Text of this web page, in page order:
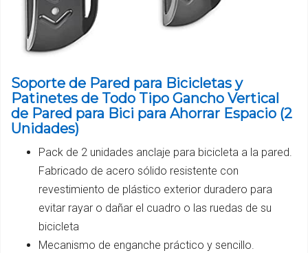
Soporte de Pared para Bicicletas y
Patinetes de Todo Tipo Gancho Vertical
de Pared para Bici para Ahorrar Espacio (2
Unidades)
Pack de 2 unidades anclaje para bicicleta a la pared.
Fabricado de acero sólido resistente con
revestimiento de plástico exterior duradero para
evitar rayar o dañar el cuadro o las ruedas de su
bicicleta
Mecanismo de enganche práctico y sencillo.